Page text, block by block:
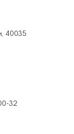
40035
32